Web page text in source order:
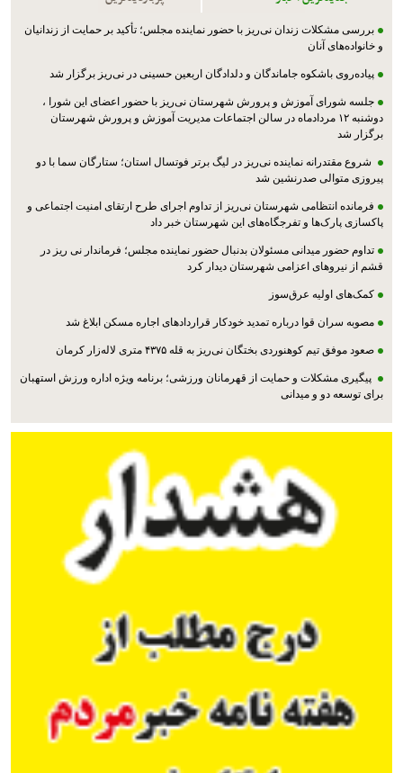
بررسی مشکلات زندان نی‌ریز با حضور نماینده مجلس؛ تأکید بر حمایت از زندانیان
و خانواده‌های آنان
پیاده‌روی باشکوه جاماندگان و دلدادگان اربعین حسینی در نی‌ریز برگزار شد
جلسه شورای آموزش و پرورش شهرستان نی‌ریز با حضور اعضای این شورا ،
دوشنبه ۱۲ مردادماه در سالن اجتماعات مدیریت آموزش و پرورش شهرستان
برگزار شد
شروع مقتدرانه نماینده نی‌ریز در لیگ برتر فوتسال استان؛ ستارگان سما با دو
پیروزی متوالی صدرنشین شد
فرمانده انتظامی شهرستان نی‌ریز از تداوم اجرای طرح ارتقای امنیت اجتماعی و
پاکسازی پارک‌ها و تفرجگاه‌های این شهرستان خبر داد
تداوم حضور میدانی مسئولان بدنبال حضور نماینده مجلس؛ فرماندار نی ریز در
قشم از نیروهای اعزامی شهرستان دیدار کرد
کمک‌های اولیه عرق‌سوز
مصوبه سران قوا درباره تمدید خودکار قراردادهای اجاره مسکن ابلاغ شد
صعود موفق تیم کوهنوردی بختگان نی‌ریز به قله ۴۳۷۵ متری لاله‌زار کرمان
پیگیری مشکلات و حمایت از قهرمانان ورزشی؛ برنامه ویژه اداره ورزش استهبان
برای توسعه دو و میدانی